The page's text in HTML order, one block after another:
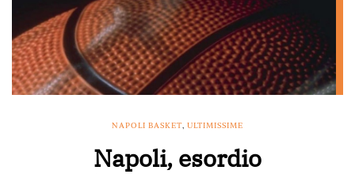
NAPOLI BASKET, ULTIMISSIME
Napoli, esordio